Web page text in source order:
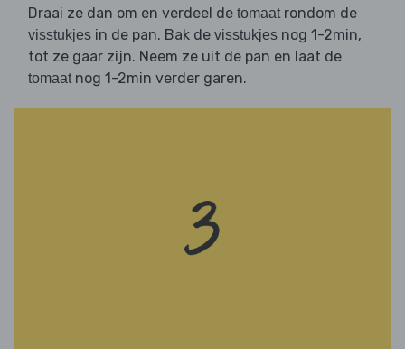
Draai ze dan om en verdeel de tomaatrondom de
visstukjes in de pan. Bak de visstukjes nog 1-2min,
tot ze gaar zijn. Neem ze uit de pan en laat de
tomaatnog 1-2min verder garen.